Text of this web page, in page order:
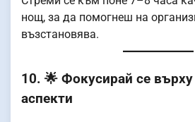
нощ, за да помогнеш на
възстановява.
10. 🌟 Фокусирай се
аспекти